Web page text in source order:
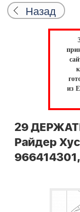
Назад
из
29
Райдер